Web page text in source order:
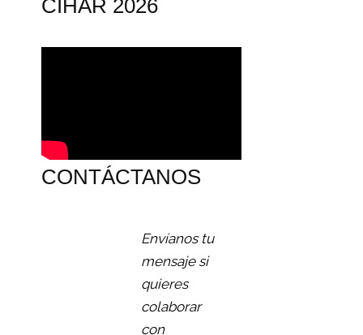
CIHAR 2026
CONTÁCTANOS
Envíanos tu
mensaje si
quieres
colaborar
con